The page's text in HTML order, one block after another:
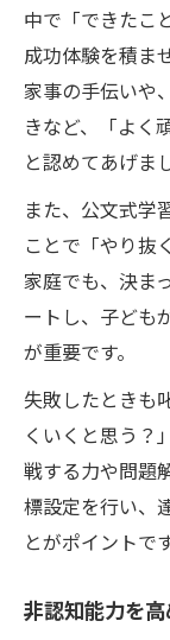
響
達成
工夫
小学
チ
褒め
定感
小学
法
協調性を
小学
グル
る秘訣
小学
け例
中で「できたこ
成功体験を積ま
家事の手伝いや
きなど、「よく
と認めてあげま
また、公文式学
ことで「やり抜
家庭でも、決ま
ートし、子ども
が重要です。
失敗したときも
くいくと思う？
戦する力や問題
標設定を行い、
とがポイントです
非認知能力を